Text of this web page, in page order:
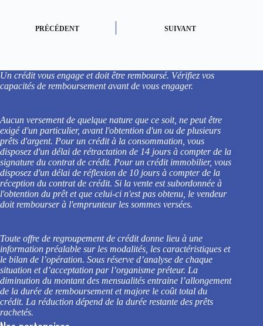
PRÉCÉDENT SUIVANT
Un crédit vous engage et doit être remboursé. Vérifiez vos
capacités de remboursement avant de vous engager.
Aucun versement de quelque nature que ce soit, ne peut être
exigé d'un particulier, avant l'obtention d'un ou de plusieurs
prêts d'argent. Pour un crédit à la consommation, vous
disposez d'un délai de rétractation de 14 jours à compter de la
signature du contrat de crédit. Pour un crédit immobilier, vous
disposez d'un délai de réflexion de 10 jours à compter de la
réception du contrat de crédit. Si la vente est subordonnée à
l'obtention du prêt et que celui-ci n'est pas obtenu, le vendeur
doit rembourser à l'emprunteur les sommes versées.
Toute offre de regroupement de crédit donne lieu à une
information préalable sur les modalités, les caractéristiques et
le bilan de l’opération. Sous réserve d’analyse de chaque
situation et d’acceptation par l’organisme préteur. La
diminution du montant des mensualités entraine l’allongement
de la durée de remboursement et majore le coût total du
crédit. La réduction dépend de la durée restante des prêts
rachetés.